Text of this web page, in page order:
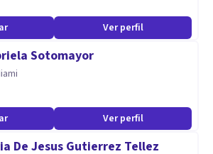
al trabajo terapéutico con niños y
reto constante, por la información y
brinda hoy en día.
Ver perfil
Sotomayor
Ver perfil
De Jesus Gutierrez Tellez